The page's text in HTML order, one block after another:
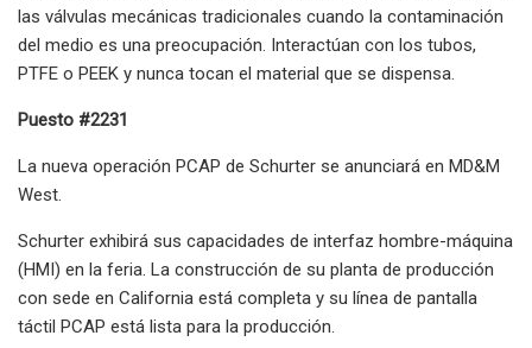
las válvulas mecánicas tradicionales cuando la contaminación
del medio es una preocupación. Interactúan con los tubos,
PTFE o PEEK y nunca tocan el material que se dispensa.
Puesto #2231
La nueva operación PCAP de Schurter se anunciará en MD&M
West.
Schurter exhibirá sus capacidades de interfaz hombre-máquina
(HMI) en la feria. La construcción de su planta de producción
con sede en California está completa y su línea de pantalla
táctil PCAP está lista para la producción.